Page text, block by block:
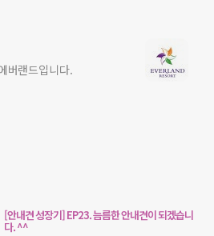
버랜드입니다.
[안내견 성장기] EP23. 늠름한 안내견이 되겠습니
다. ^^